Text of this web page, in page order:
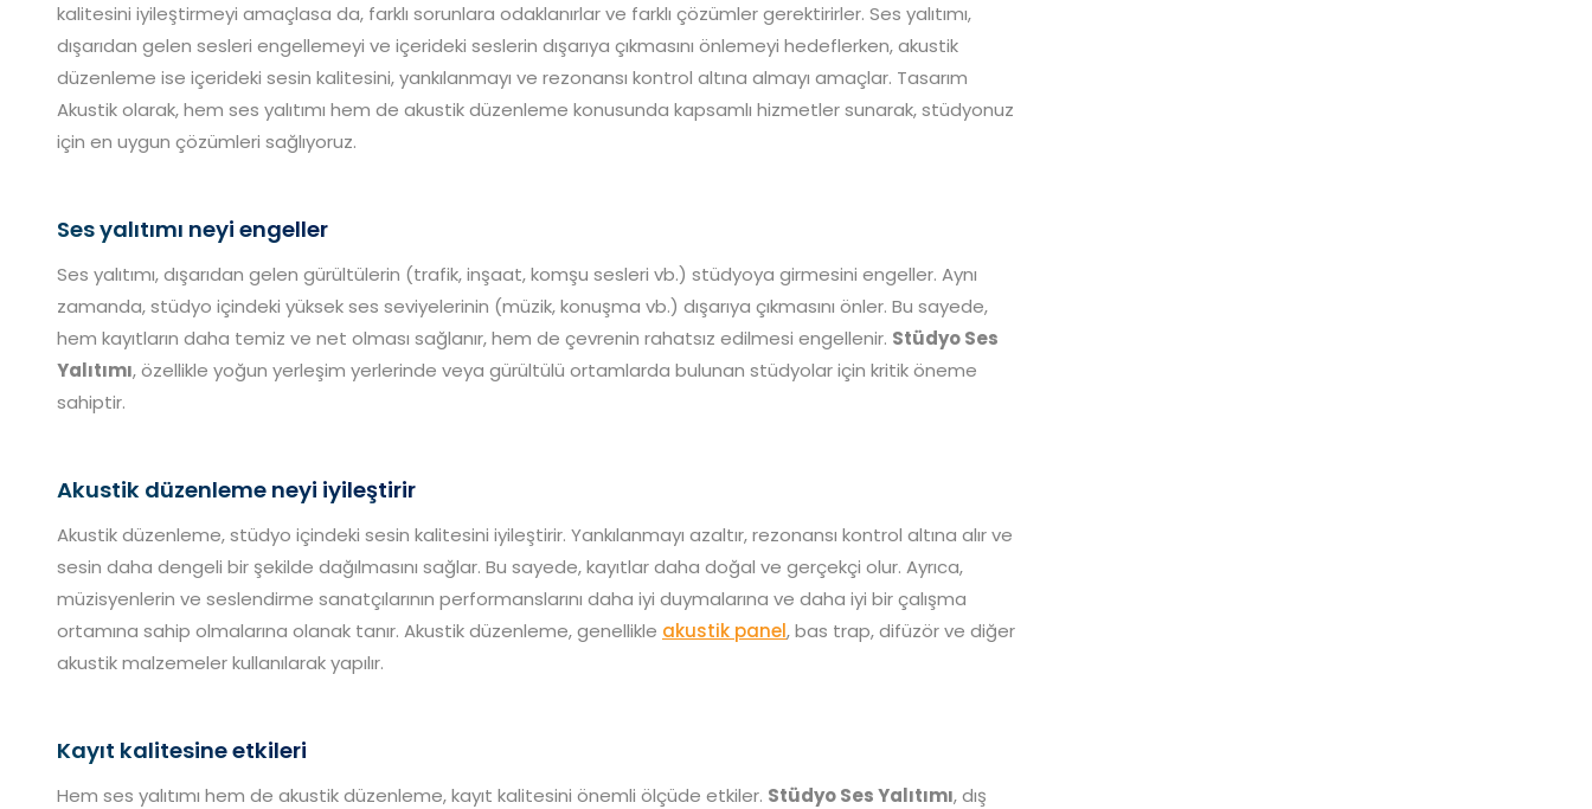
kalitesini iyileştirmeyi amaçlasa da, farklı sorunlara odaklanırlar ve farklı çözümler gerektirirler. Ses yalıtımı,
dışarıdan gelen sesleri engellemeyi ve içerideki seslerin dışarıya çıkmasını önlemeyi hedeflerken, akustik
düzenleme ise içerideki sesin kalitesini, yankılanmayı ve rezonansı kontrol altına almayı amaçlar. Tasarım
Akustik olarak, hem ses yalıtımı hem de akustik düzenleme konusunda kapsamlı hizmetler sunarak, stüdyonuz
için en uygun çözümleri sağlıyoruz.
Ses yalıtımı neyi engeller
Ses yalıtımı, dışarıdan gelen gürültülerin (trafik, inşaat, komşu sesleri vb.) stüdyoya girmesini engeller. Aynı
zamanda, stüdyo içindeki yüksek ses seviyelerinin (müzik, konuşma vb.) dışarıya çıkmasını önler. Bu sayede,
hem kayıtların daha temiz ve net olması sağlanır, hem de çevrenin rahatsız edilmesi engellenir. Stüdyo Ses
Yalıtımı, özellikle yoğun yerleşim yerlerinde veya gürültülü ortamlarda bulunan stüdyolar için kritik öneme
sahiptir.
Akustik düzenleme neyi iyileştirir
Akustik düzenleme, stüdyo içindeki sesin kalitesini iyileştirir. Yankılanmayı azaltır, rezonansı kontrol altına alır ve
sesin daha dengeli bir şekilde dağılmasını sağlar. Bu sayede, kayıtlar daha doğal ve gerçekçi olur. Ayrıca,
müzisyenlerin ve seslendirme sanatçılarının performanslarını daha iyi duymalarına ve daha iyi bir çalışma
ortamına sahip olmalarına olanak tanır. Akustik düzenleme, genellikle akustik panel, bas trap, difüzör ve diğer
akustik malzemeler kullanılarak yapılır.
Kayıt kalitesine etkileri
Hem ses yalıtımı hem de akustik düzenleme, kayıt kalitesini önemli ölçüde etkiler. Stüdyo Ses Yalıtımı, dış